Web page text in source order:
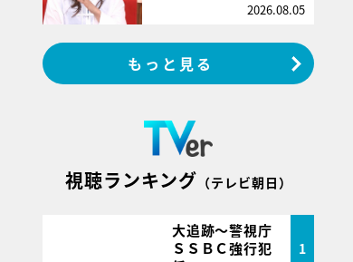
2026.08.05
もっと見る
視聴ランキング （テレビ朝日）
大追跡～警視庁
ＳＳＢＣ強行犯
1